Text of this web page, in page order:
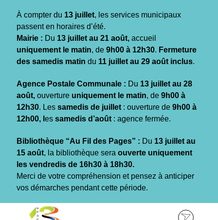
À compter du 13 juillet, les services municipaux
passent en horaires d’été.
Mairie : Du 13 juillet au 21 août, accueil
uniquement le matin, de 9h00 à 12h30. Fermeture
des samedis matin du 11 juillet au 29 août inclus.
Agence Postale Communale : Du 13 juillet au 28
août, ouverture uniquement le matin, de 9h00 à
12h30. Les samedis de juillet : ouverture de 9h00 à
12h00, l es samedis d’août : agence fermée.
Bibliothèque “Au Fil des Pages” : Du 13 juillet au
15 août, la bibliothèque sera ouverte uniquement
les vendredis de 16h30 à 18h30.
Merci de votre compréhension et pensez à anticiper
vos démarches pendant cette période.